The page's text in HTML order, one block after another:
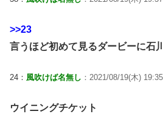
>>23
言うほど初めて見るダービーに石
24： 風吹けば名無し ：2021/08/19(木)
ウイニングチケット